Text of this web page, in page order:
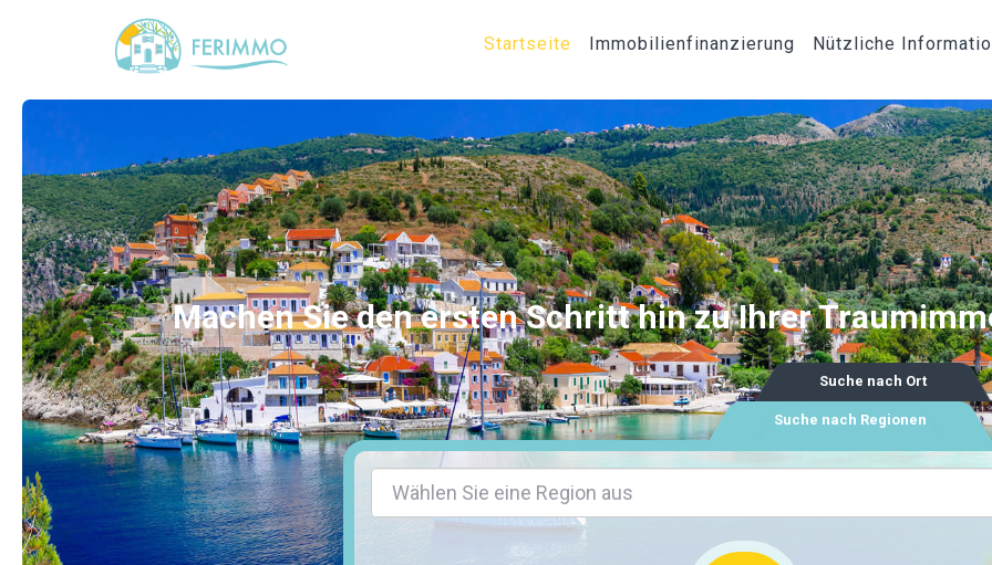
Startseite Immobilienfinanzierung Nützliche
Machen Sie den ersten Schritt hin zu Ihrer
Suche nach Ort
Suche nach Regionen
Wählen Sie eine Region aus